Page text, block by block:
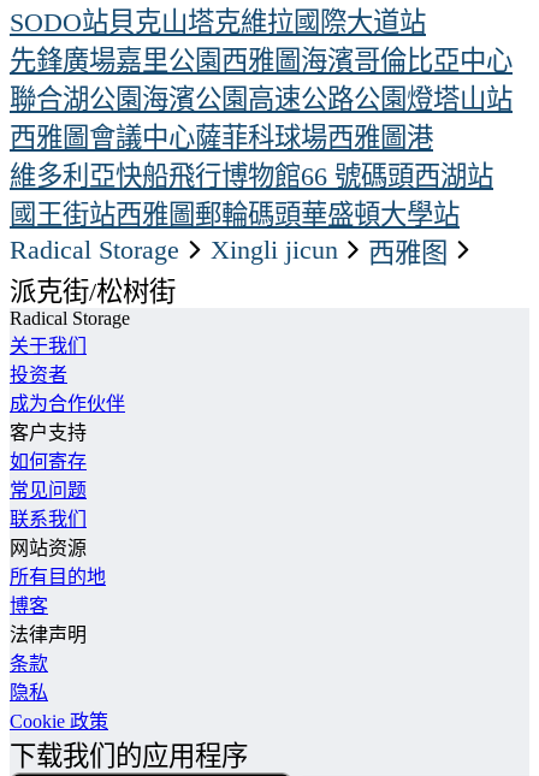
SODO站貝克山塔克維拉國際大道站
先鋒廣場嘉里公園 西雅圖海濱哥倫比亞中心
聯合湖公園 海濱公園 高速公路公園 燈塔山站
西雅圖會議中心薩菲科球場西雅圖港
維多利亞快船飛行博物館66 號碼頭西湖站
國王街站西雅圖郵輪碼頭華盛頓大學站
Radical Storage
xingli jicun
西雅图
派克街/松树街
Radical Storage
关于我们
投资者
成为合作伙伴
客户支持
如何寄存
常见问题
联系我们
网站资源
所有目的地
博客
法律声明
条款
隐私
Cookie 政策
下载我们的应用程序